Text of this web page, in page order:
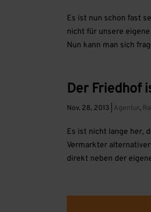
Es ist nun schon fast
nicht für unsere
Nun kann man sich
Der Friedhof
Nov. 28, 2013 Agentur,
Es ist nicht lange her,
Vermarkter
direkt neben der